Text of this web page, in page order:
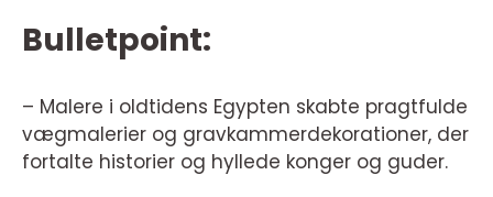
Bulletpoint:
– Malere i oldtidens Egypten skabte pragtfulde
vægmalerier og gravkammerdekorationer, der
fortalte historier og hyllede konger og guder.